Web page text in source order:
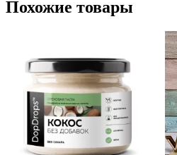
Похожие товары